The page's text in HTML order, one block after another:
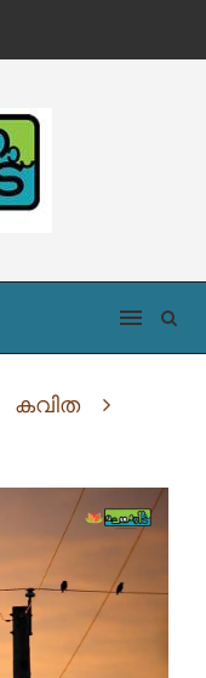
കവിത